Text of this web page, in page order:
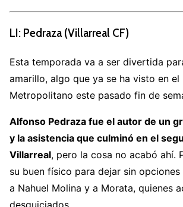
LI: Pedraza (Villarreal CF)
Esta temporada va a ser divertida
amarillo, algo que ya se ha visto en el
Metropolitano este pasado fin de
Alfonso Pedraza fue el autor de un
y la asistencia que culminó en el
Villarreal, pero la cosa no acabó ahí.
su buen físico para dejar sin
a Nahuel Molina y a Morata, quienes